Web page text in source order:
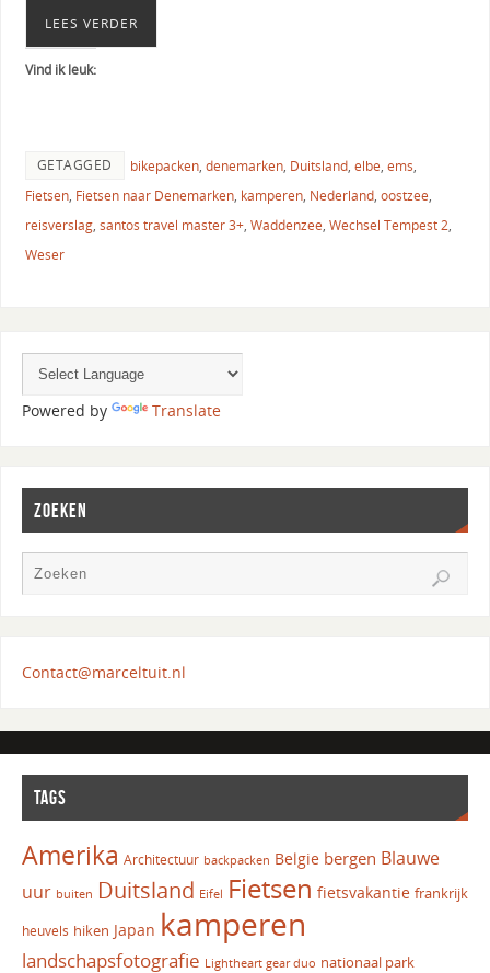
LEES VERDER
Vind ik leuk:
GETAGGED bikepacken, denemarken, Duitsland, elbe, ems,
Fietsen, Fietsen naar Denemarken, kamperen, Nederland, oostzee,
reisverslag, santos travel master 3+, Waddenzee, Wechsel Tempest 2,
Weser
Powered by Translate
ZOEKEN
Contact@marceltuit.nl
TAGS
Amerika Architectuur backpacken Belgie bergen Blauwe
uur buiten Duitsland Eifel Fietsen fietsvakantie frankrijk
heuvels hiken Japan kamperen
landschapsfotografie Lightheart gear duo nationaal park